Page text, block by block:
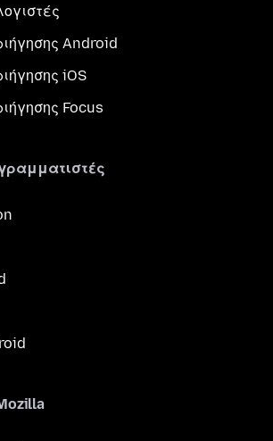
Android
iOS
Focus